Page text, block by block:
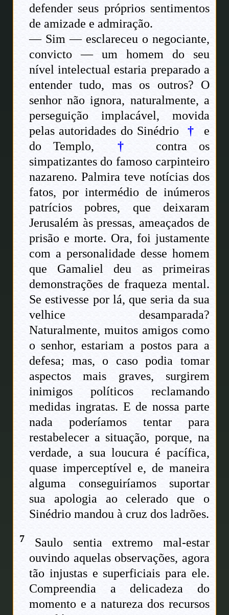
defender seus próprios sentimentos
de amizade e admiração.
— Sim — esclareceu o negociante,
convicto — um homem do seu
nível intelectual estaria preparado a
entender tudo, mas os outros? O
senhor não ignora, naturalmente, a
perseguição implacável, movida
pelas autoridades do Sinédrio
†
e
do Templo,
†
contra os
simpatizantes do famoso carpinteiro
nazareno. Palmira teve notícias dos
fatos, por intermédio de inúmeros
patrícios pobres, que deixaram
Jerusalém às pressas, ameaçados de
prisão e morte. Ora, foi justamente
com a personalidade desse homem
que Gamaliel deu as primeiras
demonstrações de fraqueza mental.
Se estivesse por lá, que seria da sua
velhice desamparada?
Naturalmente, muitos amigos como
o senhor, estariam a postos para a
defesa; mas, o caso podia tomar
aspectos mais graves, surgirem
inimigos políticos reclamando
medidas ingratas. E de nossa parte
nada poderíamos tentar para
restabelecer a situação, porque, na
verdade, a sua loucura é pacífica,
quase imperceptível e, de maneira
alguma conseguiríamos suportar
sua apologia ao celerado que o
Sinédrio mandou à cruz dos ladrões.
7 Saulo sentia extremo mal-estar
ouvindo aquelas observações, agora
tão injustas e superficiais para ele.
Compreendia a delicadeza do
momento e a natureza dos recursos